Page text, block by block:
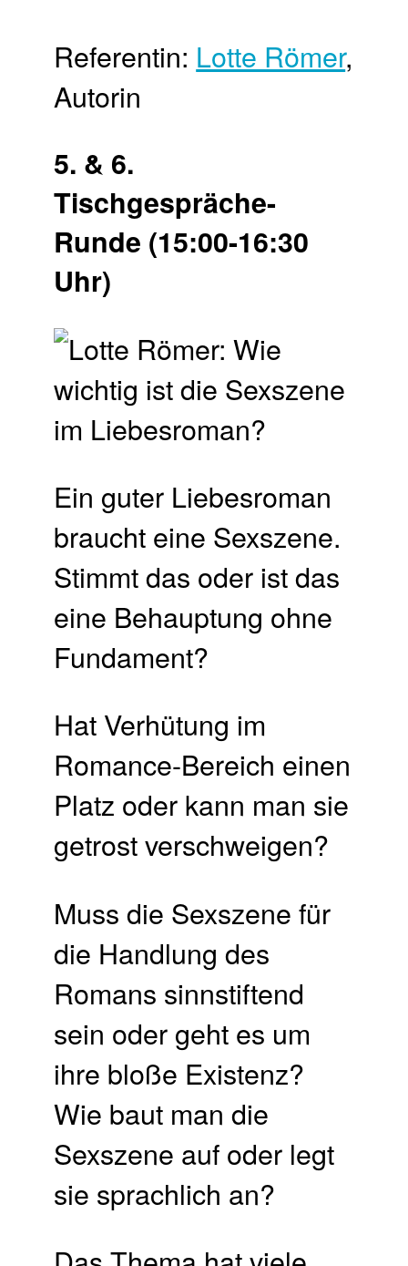
Referentin: Lotte Römer,
Autorin
5. & 6.
Tischgespräche-
Runde (15:00-16:30
Uhr)
Ein guter Liebesroman
braucht eine Sexszene.
Stimmt das oder ist das
eine Behauptung ohne
Fundament?
Hat Verhütung im
Romance-Bereich einen
Platz oder kann man sie
getrost verschweigen?
Muss die Sexszene für
die Handlung des
Romans sinnstiftend
sein oder geht es um
ihre bloße Existenz?
Wie baut man die
Sexszene auf oder legt
sie sprachlich an?